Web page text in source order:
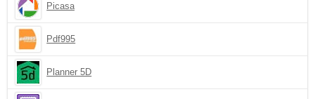
Picasa
Pdf995
Planner 5D